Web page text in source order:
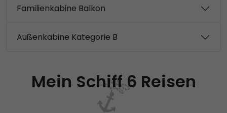
Familienkabine Balkon
Außenkabine Kategorie B
Mein Schiff 6 Reisen